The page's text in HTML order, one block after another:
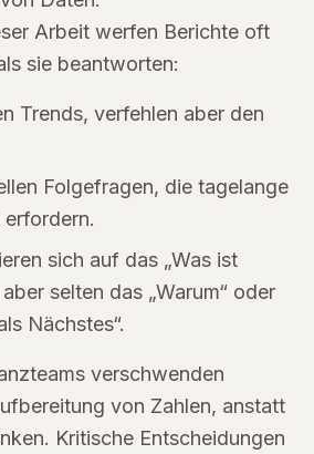
Arbeit werfen Berichte oft
sie beantworten:
Trends, verfehlen aber den
Folgefragen, die tagelange
sich auf das „Was ist
selten das „Warum“ oder
Nächstes“.
verschwenden
von Zahlen, anstatt
Kritische Entscheidungen